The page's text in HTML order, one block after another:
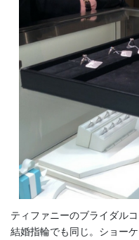
ティファニーのブライダル
結婚指輪でも同じ。ショー